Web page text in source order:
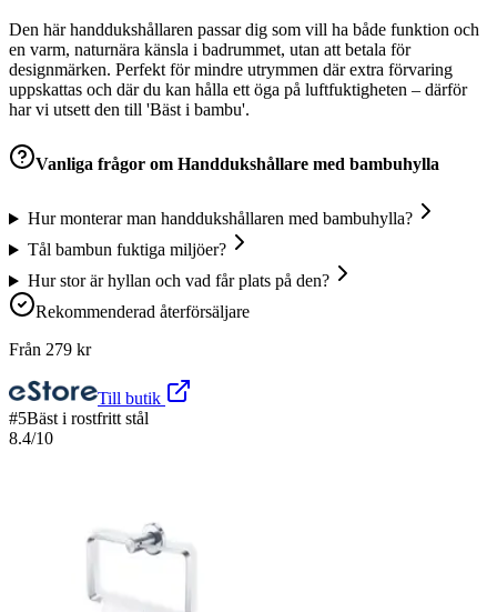
Den här handdukshållaren passar dig som vill ha både funktion och
en varm, naturnära känsla i badrummet, utan att betala för
designmärken. Perfekt för mindre utrymmen där extra förvaring
uppskattas och där du kan hålla ett öga på luftfuktigheten – därför
har vi utsett den till 'Bäst i bambu'.
Vanliga frågor om Handdukshållare med bambuhylla
Hur monterar man handdukshållaren med bambuhylla?
Tål bambun fuktiga miljöer?
Hur stor är hyllan och vad får plats på den?
Rekommenderad återförsäljare
Från 279 kr
Till butik
#5Bäst i rostfritt stål
8.4/10